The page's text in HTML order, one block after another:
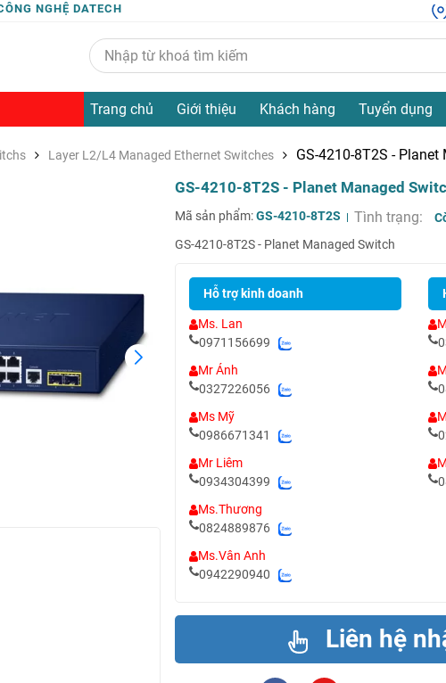
NGHỆ DATECH
Trang chủ Giới thiệu Khách hàng Tuyển dụng
Layer L2/L4 Managed Ethernet Switches GS-4210-8T2S -
GS-4210-8T2S - Planet Managed
Mã sản phẩm:GS-4210-8T2S Tình trạng:
GS-4210-8T2S - Planet Managed Switch
Hỗ trợ kinh doanh
Ms. Lan
0971156699
Mr Ánh
0327226056
Ms Mỹ
0986671341
Mr Liêm
0934304399
Ms.Thương
0824889876
Ms.Vân Anh
0942290940
Liên hệ